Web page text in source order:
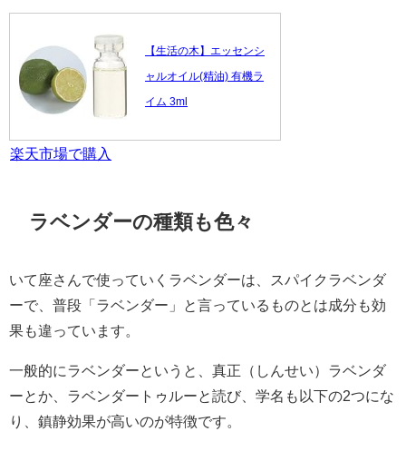
【生活の木】エッセンシ
ャルオイル(精油) 有機ラ
イム 3ml
楽天市場で購入
ラベンダーの種類も色々
いて座さんで使っていくラベンダーは、スパイクラベンダ
ーで、普段「ラベンダー」と言っているものとは成分も効
果も違っています。
一般的にラベンダーというと、真正（しんせい）ラベンダ
ーとか、ラベンダートゥルーと読び、学名も以下の2つにな
り、鎮静効果が高いのが特徴です。